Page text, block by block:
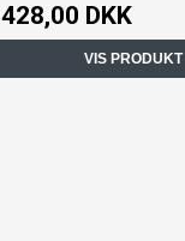
428,00 DKK
VIS PRODUKT